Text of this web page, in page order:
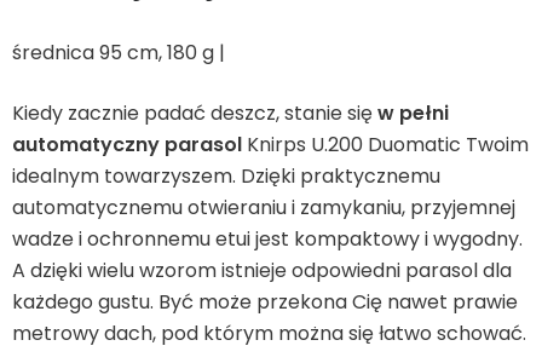
Leżaki
Akcesoria
Parasole
Produkty gastronomiczne
średnica 95 cm, 180 g |
Kiedy zacznie padać deszcz, stanie sięw pełni
automatyczny parasol Knirps U.200 Duomatic Twoim
idealnym towarzyszem. Dzięki praktycznemu
automatycznemu otwieraniu i zamykaniu, przyjemnej
wadze i ochronnemu etui jest kompaktowy i wygodny.
A dzięki wielu wzorom istnieje odpowiedni parasol dla
każdego gustu. Być może przekona Cię nawet prawie
metrowy dach, pod którym można się łatwo schować.